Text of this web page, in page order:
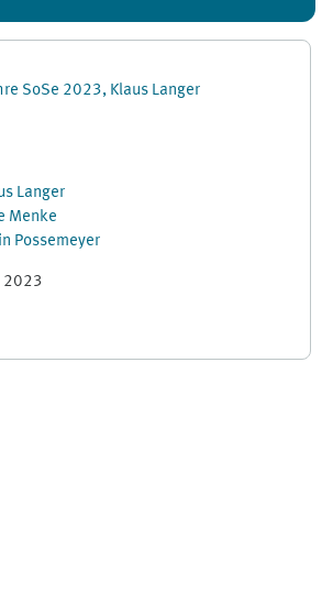
SoSe 2023, Klaus Langer
Langer
Menke
Possemeyer
2023